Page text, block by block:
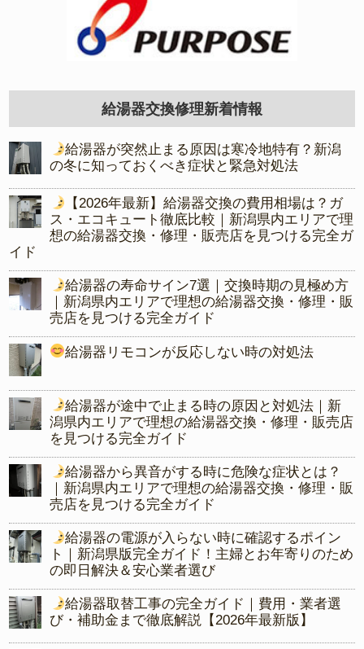
給湯器交換修理新着情報
給湯器が突然止まる原因は寒冷地特有？新潟
の冬に知っておくべき症状と緊急対処法
【2026年最新】給湯器交換の費用相場は？ガ
ス・エコキュート徹底比較｜新潟県内エリアで理
想の給湯器交換・修理・販売店を見つける完全ガ
イド
給湯器の寿命サイン7選｜交換時期の見極め方
｜新潟県内エリアで理想の給湯器交換・修理・販
売店を見つける完全ガイド
給湯器リモコンが反応しない時の対処法
給湯器が途中で止まる時の原因と対処法｜新
潟県内エリアで理想の給湯器交換・修理・販売店
を見つける完全ガイド
給湯器から異音がする時に危険な症状とは？
｜新潟県内エリアで理想の給湯器交換・修理・販
売店を見つける完全ガイド
給湯器の電源が入らない時に確認するポイン
ト｜新潟県版完全ガイド！主婦とお年寄りのため
の即日解決＆安心業者選び
給湯器取替工事の完全ガイド｜費用・業者選
び・補助金まで徹底解説【2026年最新版】